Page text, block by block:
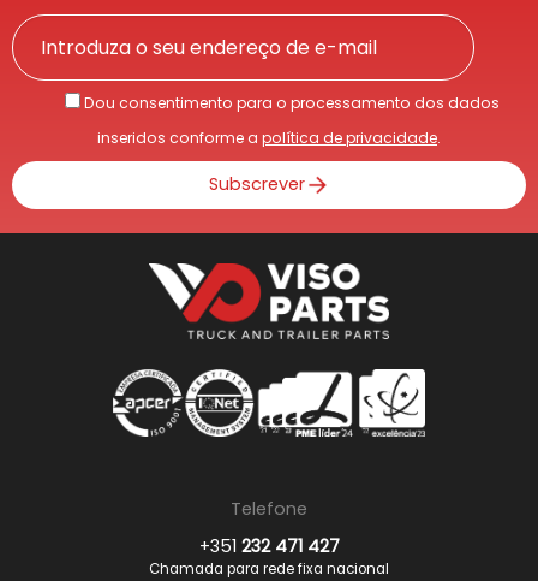
Dou consentimento para o processamento dos dados
inseridos conforme a política de privacidade.
Subscrever
Telefone
+351 232 471 427
Chamada para rede fixa nacional